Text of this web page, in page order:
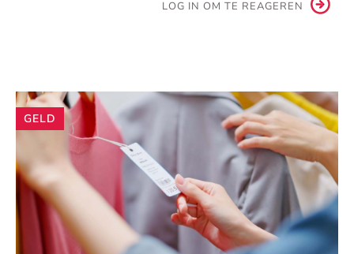
LOG IN OM TE REAGEREN
Andere
artikelen
GELD